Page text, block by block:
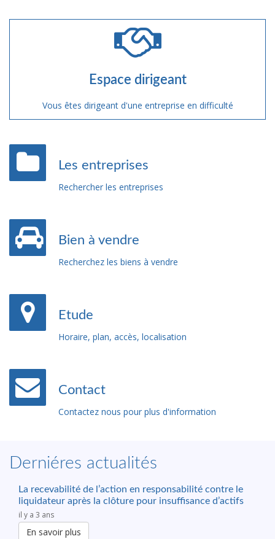
Espace dirigeant
Vous êtes dirigeant d'une entreprise en difficulté
Les entreprises
Rechercher les entreprises
Bien à vendre
Recherchez les biens à vendre
Etude
Horaire, plan, accès, localisation
Contact
Contactez nous pour plus d'information
Derniéres actualités
La recevabilité de l’action en responsabilité contre le
liquidateur après la clôture pour insuffisance d’actifs
il y a 3 ans
En savoir plus